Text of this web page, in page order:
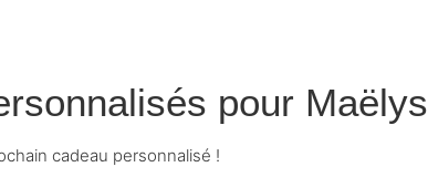
pour Maëlys
cadeau personnalisé !